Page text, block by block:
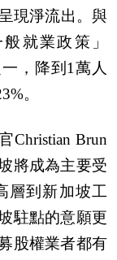
現淨流出。與
就業政策」
，降到1萬人
。
Christian Brun
將成為主要受
層到新加坡工
駐點的意願更
股權業者都有